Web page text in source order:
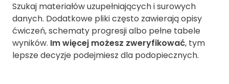
Szukaj materiałów uzupełniających i surowych
danych. Dodatkowe pliki często zawierają opisy
ćwiczeń, schematy progresji albo pełne tabele
wyników. Im więcej możesz zweryfikować, tym
lepsze decyzje podejmiesz dla podopiecznych.